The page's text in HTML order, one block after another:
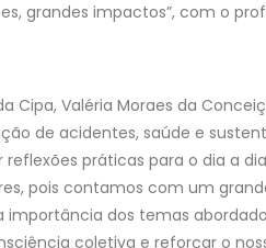
grandes impactos”, com o
Cipa, Valéria Moraes da
de acidentes, saúde e
práticas para o dia a
pois contamos com um
importância dos temas
coletiva e reforçar o